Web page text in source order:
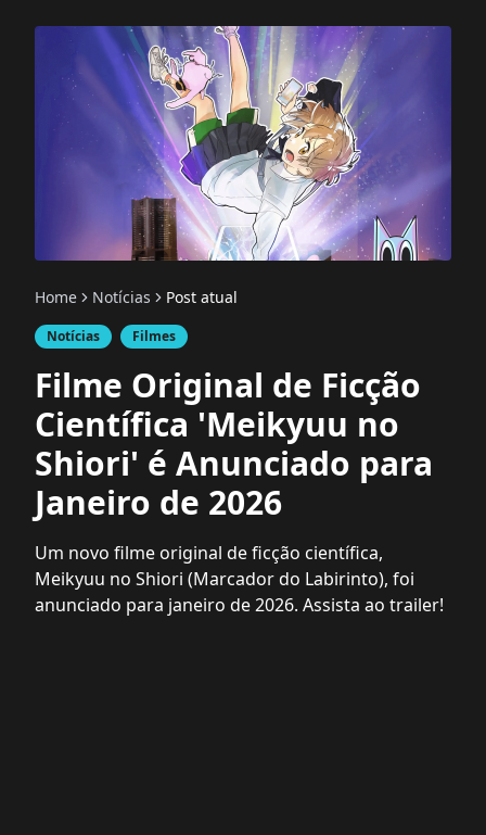
Home Notícias Post atual
Notícias Filmes
Filme Original de Ficção
Científica 'Meikyuu no
Shiori' é Anunciado para
Janeiro de 2026
Um novo filme original de ficção científica,
Meikyuu no Shiori (Marcador do Labirinto), foi
anunciado para janeiro de 2026. Assista ao trailer!